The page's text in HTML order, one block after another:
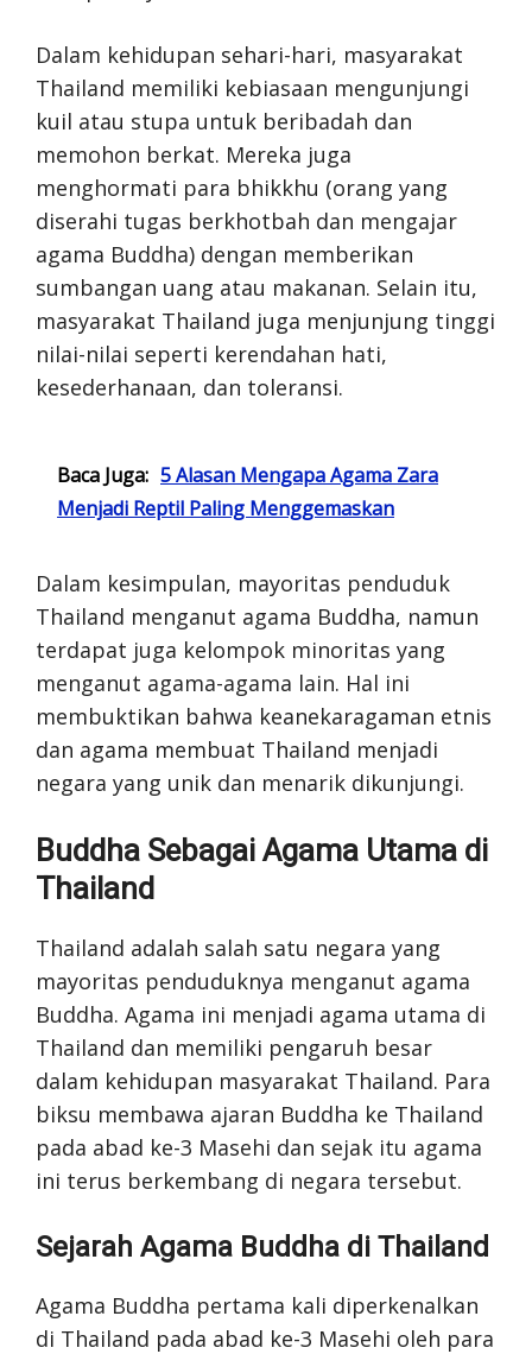
Dalam kehidupan sehari-hari, masyarakat
Thailand memiliki kebiasaan mengunjungi
kuil atau stupa untuk beribadah dan
memohon berkat. Mereka juga
menghormati para bhikkhu (orang yang
diserahi tugas berkhotbah dan mengajar
agama Buddha) dengan memberikan
sumbangan uang atau makanan. Selain itu,
masyarakat Thailand juga menjunjung tinggi
nilai-nilai seperti kerendahan hati,
kesederhanaan, dan toleransi.
Baca Juga: 5 Alasan Mengapa Agama Zara
Menjadi Reptil Paling Menggemaskan
Dalam kesimpulan, mayoritas penduduk
Thailand menganut agama Buddha, namun
terdapat juga kelompok minoritas yang
menganut agama-agama lain. Hal ini
membuktikan bahwa keanekaragaman etnis
dan agama membuat Thailand menjadi
negara yang unik dan menarik dikunjungi.
Buddha Sebagai Agama Utama di
Thailand
Thailand adalah salah satu negara yang
mayoritas penduduknya menganut agama
Buddha. Agama ini menjadi agama utama di
Thailand dan memiliki pengaruh besar
dalam kehidupan masyarakat Thailand. Para
biksu membawa ajaran Buddha ke Thailand
pada abad ke-3 Masehi dan sejak itu agama
ini terus berkembang di negara tersebut.
Sejarah Agama Buddha di Thailand
Agama Buddha pertama kali diperkenalkan
di Thailand pada abad ke-3 Masehi oleh para